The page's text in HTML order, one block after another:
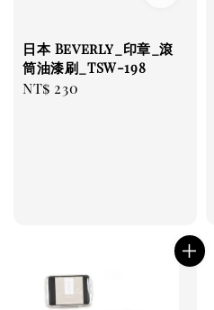
日本 Beverly_印章_滾
筒油漆刷_TSW-198
Regular
NT$ 230